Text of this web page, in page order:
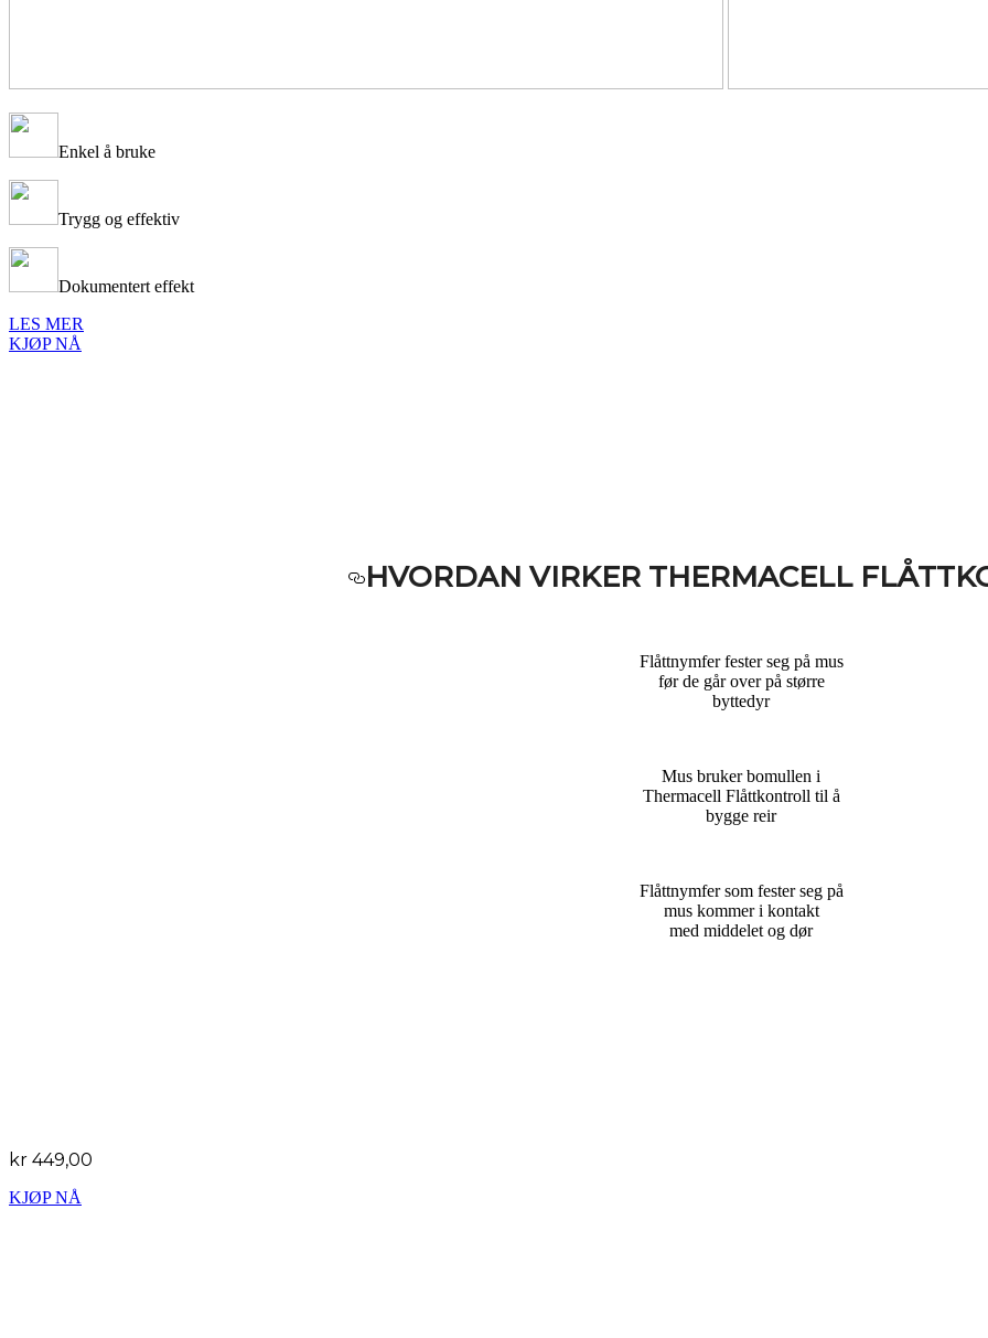
Enkel å bruke
Trygg og effektiv
Dokumentert effekt
LES MER
KJØP NÅ
HVORDAN VIRKER THERMACELL
Flåttnymfer fester seg på mus
før de går over på større
byttedyr
Mus bruker bomullen i
Thermacell Flåttkontroll til å
bygge reir
Flåttnymfer som fester seg på
mus kommer i kontakt
med middelet og dør
kr 449,00
KJØP NÅ